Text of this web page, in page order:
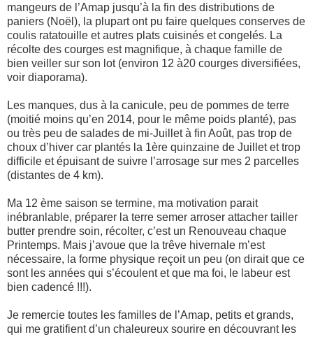
mangeurs de l’Amap jusqu’à la fin des distributions de
paniers (Noël), la plupart ont pu faire quelques conserves de
coulis ratatouille et autres plats cuisinés et congelés. La
récolte des courges est magnifique, à chaque famille de
bien veiller sur son lot (environ 12 à20 courges diversifiées,
voir diaporama).
Les manques, dus à la canicule, peu de pommes de terre
(moitié moins qu’en 2014, pour le même poids planté), pas
ou très peu de salades de mi-Juillet à fin Août, pas trop de
choux d’hiver car plantés la 1ère quinzaine de Juillet et trop
difficile et épuisant de suivre l’arrosage sur mes 2 parcelles
(distantes de 4 km).
Ma 12 ème saison se termine, ma motivation parait
inébranlable, préparer la terre semer arroser attacher tailler
butter prendre soin, récolter, c’est un Renouveau chaque
Printemps. Mais j’avoue que la trêve hivernale m’est
nécessaire, la forme physique reçoit un peu (on dirait que ce
sont les années qui s’écoulent et que ma foi, le labeur est
bien cadencé !!!).
Je remercie toutes les familles de l’Amap, petits et grands,
qui me gratifient d’un chaleureux sourire en découvrant les